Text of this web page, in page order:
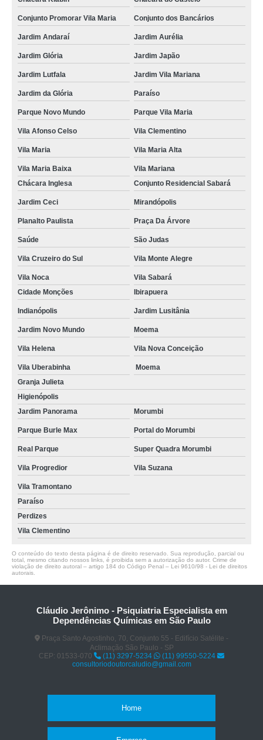
Conjunto Promorar Vila Maria Conjunto dos Bancários
Jardim Andaraí Jardim Aurélia
Jardim Glória Jardim Japão
Jardim Lutfala Jardim Vila Mariana
Jardim da Glória Paraíso
Parque Novo Mundo Parque Vila Maria
Vila Afonso Celso Vila Clementino
Vila Maria Vila Maria Alta
Vila Maria Baixa
Vila Mariana
Chácara Inglesa
Conjunto Residencial Sabará
Jardim Ceci Mirandópolis
Planalto Paulista Praça Da Árvore
Saúde São Judas
Vila Cruzeiro do Sul Vila Monte Alegre
Vila Noca
Vila Sabará
Cidade Monções
Ibirapuera
Indianópolis Jardim Lusitânia
Jardim Novo Mundo Moema
Vila Helena Vila Nova Conceição
Vila Uberabinha
Moema
Granja Julieta
Higienópolis
Jardim Panorama
Morumbi
Parque Burle Max Portal do Morumbi
Real Parque Super Quadra Morumbi
Vila Progredior Vila Suzana
Vila Tramontano
Paraíso
Perdizes
Vila Clementino
O conteúdo do texto desta página é de direito reservado. Sua reprodução, parcial ou
total, mesmo citando nossos links, é proibida sem a autorização do autor. Crime de
violação de direito autoral – artigo 184 do Código Penal – Lei 9610/98 - Lei de direitos
autorais
Cláudio Jerônimo - Psiquiatria Especialista em
Dependências Químicas em São Paulo
Praça Santo Agostinho, 70, Conjunto 55 - Edifício Satélite -
Aclimação São Paulo - SP
CEP: 01533-070
(11) 3297-5234
(11) 99550-5224
consultoriodoutorcaludio@gmail.com
Home